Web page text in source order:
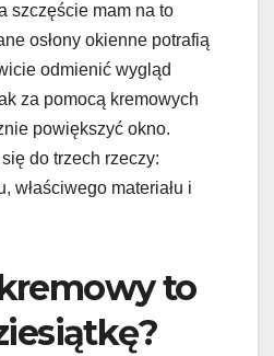
szczęście mam na to
osłony okienne potrafią
odmienić wygląd
za pomocą kremowych
powiększyć okno.
do trzech rzeczy:
właściwego materiału i
to